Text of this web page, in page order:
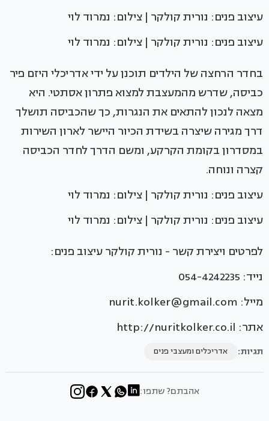
עיצוב פנים: נורית קולקר | צילום: נמרוד לוי
עיצוב פנים: נורית קולקר | צילום: נמרוד לוי
בחדר הרחצה של הילדים תוכנן על ידי אדריכלי היזם פיר
כביסה, שדרש מהמעצבת למצוא פתרון אסתטי. היא
מצאה לנכון להתאים את הנגרות, כך שהכביסה תושלך
דרך מגירה שיצרה בשידת הכיור היישר לארון השירות
במסדרון בקומת הקרקע, ומשם הדרך לחדר הכביסה
קצרה ונוחה.
עיצוב פנים: נורית קולקר | צילום: נמרוד לוי
עיצוב פנים: נורית קולקר | צילום: נמרוד לוי
לפרטים ויצירת קשר - נורית קולקר עיצוב פנים:
נייד: 054-4242235
מייל: nurit.kolker@gmail.com
אתר: http://nuritkolker.co.il
תגיות: אדריכלים ומעצבי פנים
אהבתם? שתפו: